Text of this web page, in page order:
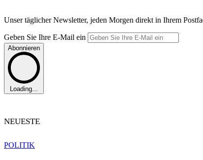
Unser täglicher Newsletter, jeden Morgen direkt in Ihrem
Geben Sie Ihre E-Mail ein
Abonnieren
Loading...
NEUESTE
POLITIK